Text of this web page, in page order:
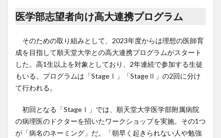
医学部志望者向け高大連携プログラム
そのための取り組みとして、2023年度からは理想の医師育
成を目指して順天堂大学との高大連携プログラムがスタート
した。高1生以上を対象としており、2年連続で参加する生徒
もいる。プログラムは「StageⅠ」「StageⅡ」の2回に分け
て行われる。
初回となる「StageⅠ」では、順天堂大学医学部附属病院
の病理医のドクターを招いたワークショップを実施。その1つ
が「病名のネーミング」だ。「朝早く起きられない人や勉強